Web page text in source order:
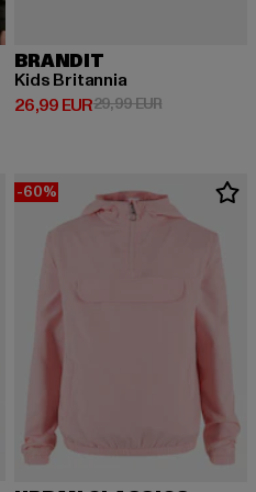
49,99 EUR
BRANDIT
Kids Britannia
26,99 EUR
Derzeitiger Preis: 26,99 EUR
29,99 EURAktionspreis:
-60%